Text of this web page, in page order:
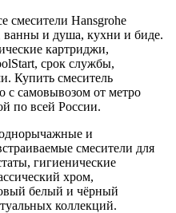
смесители Hansgrohe
ванны и душа, кухни и биде.
картриджи,
срок службы,
Купить смеситель
с самовывозом от метро
по всей России.
и
смесители для
гигиенические
хром,
белый и чёрный
коллекций.